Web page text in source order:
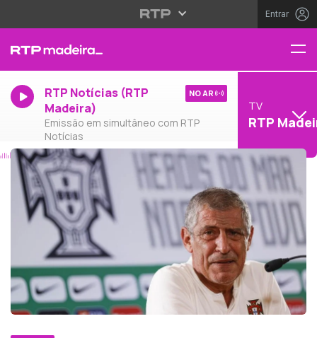
Entrar
RTP Notícias (RTP
Madeira)
Emissão em simultâneo com RTP
Notícias
NO AR
TV
RTP